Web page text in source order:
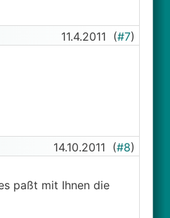
11.4.2011 (#7)
14.10.2011 (#8)
paßt mit Ihnen die